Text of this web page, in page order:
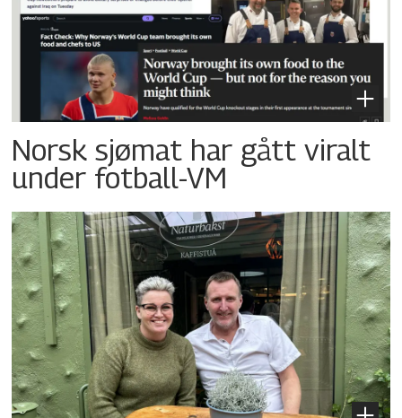
Norsk sjømat har gått viralt
under fotball-VM